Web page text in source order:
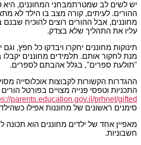
יש לשים לב שמטרתמבחני המחוננים, היא
ההורים. לעיתים, קורה מצב בו הילד לא
מחוננים, אבל ההורים רוצים להוכיח שבנם
עליו את התהליך שלא בצדק.
תינוקות מחוננים יחקרו ויבדקו כל חפץ,
מנת לחקור אותם. תלמידים מחוננים
"תולעת ספרים", בגלל אהבתם לספרים.
ההגדרות הקשורות לקבוצות אוכלוסייה
התכניות וטפסי פנייה מצויים בפורטל הורים
parents.education.gov.il/prhnet/gifted
סימנים ראשונים של מחוננות אפילו
מאפיין אחד של ילדים מחוננים הוא תכונה
חשבוניות.